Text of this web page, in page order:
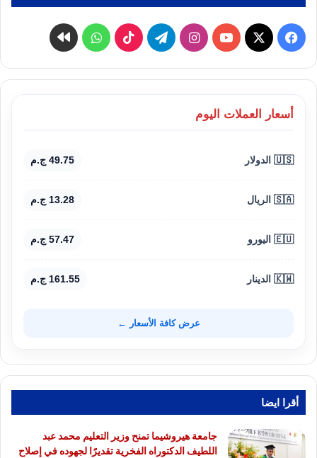
فيسبوك
‫X
‫YouTubeانستقرامتيلقرام ‫TikTokواتسابكواى
أسعار العملات اليوم
🇺🇸 الدولار 49.75 ج.م
🇸🇦 الريال 13.28 ج.م
🇪🇺 اليورو 57.47 ج.م
🇰🇼 الدينار 161.55 ج.م
عرض كافة الأسعار ←
أقرا ايضا
جامعة هيروشيما تمنح وزير التعليم محمد عبد
اللطيف الدكتوراه الفخرية تقديرًا لجهوده في إصلاح